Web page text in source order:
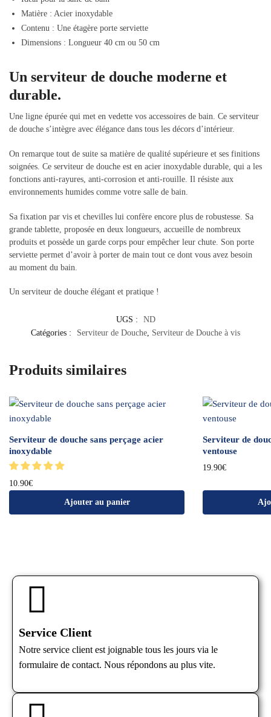
Matière : Acier inoxydable
Contenu : Une étagère porte serviette
Dimensions : Longueur 40 cm ou 50 cm
Un serviteur de douche moderne et
durable.
Une ligne épurée qui met en vedette vos accessoires de bain. Ce serviteur
de douche s’intègre avec élégance dans tous les décors d’intérieur.
On remarque tout de suite sa matière de qualité supérieure et ses finitions
soignées. Ce serviteur de douche est en acier inoxydable durable, qui a les
fonctions anti-rayures, anti-corrosion et anti-rouille. Il résiste aux
environnements humides comme votre salle de bain.
Sa fixation par vis et chevilles lui confère encore plus de robustesse. Sa
grande tablette, proposée en deux longueurs, accueille de nombreux
produits et possède un garde corps pour empêcher leur chute. Son porte
serviette permet d’avoir à porter de main tout ce dont vous avez besoin
au moment du bain.
Un serviteur de douche élégant et pratique !
UGS :
ND
Catégories :
Serviteur de Douche, Serviteur de Douche à vis
Produits similaires
Serviteur de douche sans perçage acier
inoxydable
10.90€
Ajouter au panier
Serviteur de
ventouse
19.90€
Service Client
Notre service client est joignable tous les jours via le
formulaire de contact. Nous répondons au plus vite.